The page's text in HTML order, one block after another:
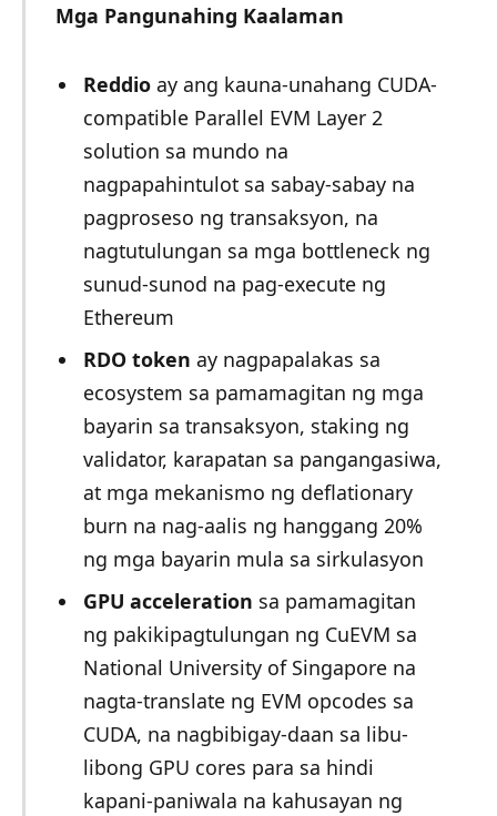
Mga Pangunahing Kaalaman
Reddioay ang kauna-unahang CUDA-
compatible Parallel EVM Layer 2
solution sa mundo na
nagpapahintulot sa sabay-sabay na
pagproseso ng transaksyon, na
nagtutulungan sa mga bottleneck ng
sunud-sunod na pag-execute ng
Ethereum
RDO token ay nagpapalakas sa
ecosystem sa pamamagitan ng mga
bayarin sa transaksyon, staking ng
validator, karapatan sa pangangasiwa,
at mga mekanismo ng deflationary
burn na nag-aalis ng hanggang 20%
ng mga bayarin mula sa sirkulasyon
GPU acceleration sa pamamagitan
ng pakikipagtulungan ng CuEVM sa
National University of Singapore na
nagta-translate ng EVM opcodes sa
CUDA, na nagbibigay-daan sa libu-
libong GPU cores para sa hindi
kapani-paniwala na kahusayan ng